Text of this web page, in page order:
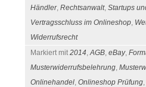
Händler,Rechtsanwalt,Startups
Vertragsschluss im Onlineshop
Widerrufsrecht
Markiert mit2014 ,AGB ,eBay,
Musterwiderrufsbelehrung ,
Onlinehandel ,Onlineshop Prüfung